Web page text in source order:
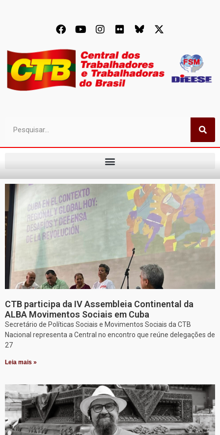
CTB participa da IV Assembleia Continental da
ALBA Movimentos Sociais em Cuba
Secretário de Políticas Sociais e Movimentos Sociais da CTB
Nacional representa a Central no encontro que reúne delegações de
27
Leia mais »